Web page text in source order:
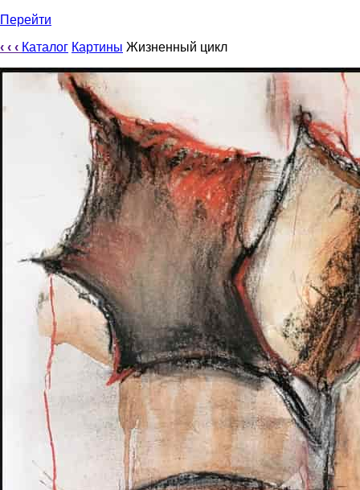
Перейти
‹ ‹ ‹ Каталог Картины Жизненный цикл